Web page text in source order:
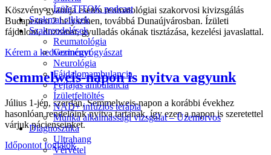
ÍzüleTITOK podcast
Szakmai cikkek
Szakrendelések
Reumatológia
Gerincgyógyászat
Neurológia
Fájdalomambulancia
Fejfájás ambulancia
Ízületfeltöltés
NAD+ infúziós terápia
Munka alkalmassági vizsgálat – Üzemorvos
Diagnosztika
Ultrahang
Vérvétel
Köszvény gyanúja esetén reumatológiai szakorvosi kivizsgálás
Budapesten 2 helyszínen, továbbá Dunaújvárosban. Ízületi
fájdalom, duzzanat, gyulladás okának tisztázása, kezelési javaslattal.
Kérem a kedvezményt
Semmelweis-napon is nyitva vagyunk
Július 1-jén, szerdán, Semmelweis-napon a korábbi évekhez
hasonlóan rendelőink nyitva tartanak, így ezen a napon is szeretettel
várjuk pácienseinket.
Időpontot foglalok